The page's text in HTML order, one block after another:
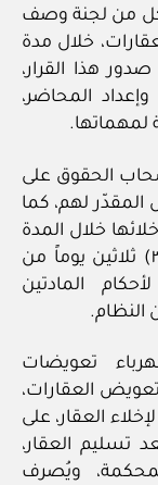
كل من لجنة وصف
خلال مدة
من صدور هذا القرار،
المحاضر،
لمهماتها.
الحقوق على
المقدّر لهم، كما
خلال المدة
التي تحددها الشركة على ألا تقل عن (٣٠) ثلاثين يوماً من
المادتين
تعويضات
العقارات،
العقار، على
تسليم العقار،
ويُصرف